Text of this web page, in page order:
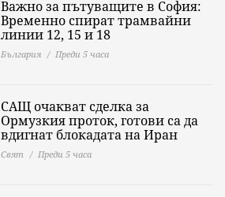
Важно за пътуващите в София:
Временно спират трамвайни
линии 12, 15 и 18
България Преди 5 часа
САЩ очакват сделка за
Ормузкия проток, готови са да
вдигнат блокадата на Иран
Свят Преди 5 часа